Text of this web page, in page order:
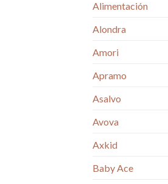
Alimentación
Alondra
Amori
Apramo
Asalvo
Avova
Axkid
Baby Ace